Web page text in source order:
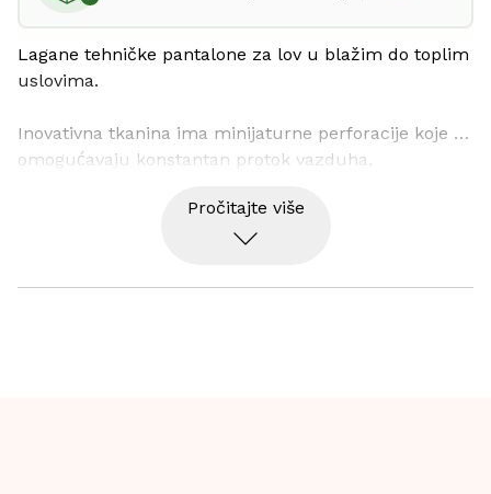
Lagane tehničke pantalone za lov u blažim do toplim
uslovima.
Inovativna tkanina ima minijaturne perforacije koje
omogućavaju konstantan protok vazduha,
Pantalone imaju dva prethodno oblikovana kolena i
pružaju maksimalnu slobodu kretanja zahvaljujući
džepa na nogavicama.
Pročitajte više